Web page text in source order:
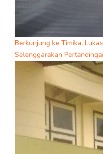
Berkunjung ke Timika,
Selenggarakan